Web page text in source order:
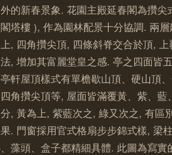
的新春景象. 花園主殿延春閣為攢
塔樓 ), 作為園林配景十分協調. 兩
, 四角攢尖頂, 四條斜脊交合於頂,
, 增加其富麗堂皇之感. 亭之四面皆
軒屋頂樣式有單檐歇山頂、硬山頂
角攢尖頂等, 屋面皆滿覆黃、紫、藍
, 黃為上, 紫藍次之, 綠又次之, 有區
. 門窗採用官式格扇步步錦式樣, 梁
藻頭、盒子都精細具體. 此圖為寫實